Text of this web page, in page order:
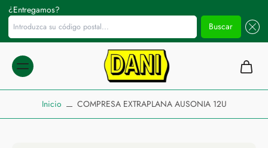
¿Entregamos?
Introduzca su código postal...
Buscar
al
Inicio COMPRESA EXTRAPLANA AUSONIA 12U